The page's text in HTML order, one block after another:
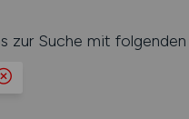
zur Suche mit